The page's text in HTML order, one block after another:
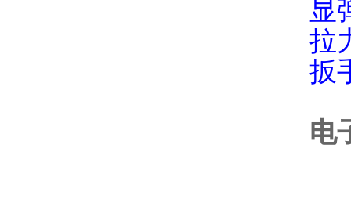
显
拉
扳
电